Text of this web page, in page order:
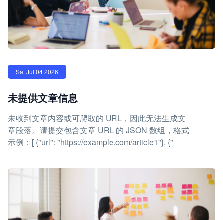
Sat Jul 04 2026
未提供文章信息
未收到文章内容或可爬取的 URL，因此无法生成文
章段落。请提交包含文章 URL 的 JSON 数组，格式
示例：[ {"url": "https://example.com/article1"}, {"